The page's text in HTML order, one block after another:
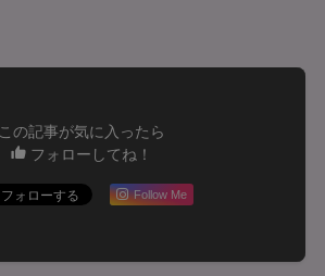
この記事が気に入ったら
フォローしてね！
Follow Me